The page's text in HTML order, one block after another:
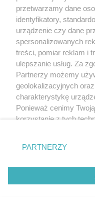
przetwarzamy dane
identyfikatory,
urządzenie czy dane
spersonalizowanych
treści, pomiar reklam i
ulepszanie usług. Za
Partnerzy możemy
geolokalizacyjnych
charakterystykę
Ponieważ cenimy
korzystanie z tych
zmienić/wycofać
znajdujący się w
rodzaje przetwarzania
użytkownika, ale masz
przetwarzaniu.
PARTNERZY